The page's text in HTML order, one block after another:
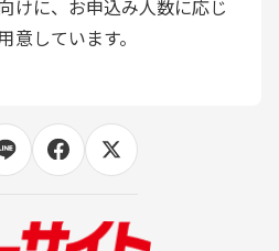
けに、お申込み人数に応じ
意しています。